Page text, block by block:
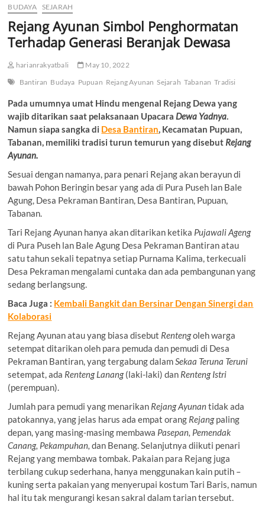
BUDAYA SEJARAH
Rejang Ayunan Simbol Penghormatan
Terhadap Generasi Beranjak Dewasa
harianrakyatbali
May 10, 2022
Bantiran Budaya Pupuan Rejang Ayunan Sejarah Tabanan Tradisi
Pada umumnya umat Hindu mengenal Rejang Dewa yang
wajib ditarikan saat pelaksanaan UpacaraDewa Yadnya.
Namun siapa sangka di Desa Bantiran, Kecamatan Pupuan,
Tabanan, memiliki tradisi turun temurun yang disebut Rejang
Ayunan.
Sesuai dengan namanya, para penari Rejang akan berayun di
bawah Pohon Beringin besar yang ada di Pura Puseh lan Bale
Agung, Desa Pekraman Bantiran, Desa Bantiran, Pupuan,
Tabanan.
Tari Rejang Ayunan hanya akan ditarikan ketika Pujawali Ageng
di Pura Puseh lan Bale Agung Desa Pekraman Bantiran atau
satu tahun sekali tepatnya setiap Purnama Kalima, terkecuali
Desa Pekraman mengalami cuntaka dan ada pembangunan yang
sedang berlangsung.
Baca Juga : Kembali Bangkit dan Bersinar Dengan Sinergi dan
Kolaborasi
Rejang Ayunan atau yang biasa disebut Rentengoleh warga
setempat ditarikan oleh para pemuda dan pemudi di Desa
Pekraman Bantiran, yang tergabung dalamSekaa Teruna Teruni
setempat, ada Renteng Lanang(laki-laki) dan Renteng Istri
(perempuan).
Jumlah para pemudi yang menarikan Rejang Ayunantidak ada
patokannya, yang jelas harus ada empat orang Rejangpaling
depan, yang masing-masing membawa Pasepan, Pemendak
Canang, Pekampuhan,dan Benang. Selanjutnya diikuti penari
Rejang yang membawa tombak. Pakaian para Rejang juga
terbilang cukup sederhana, hanya menggunakan kain putih –
kuning serta pakaian yang menyerupai kostum Tari Baris, namun
hal itu tak mengurangi kesan sakral dalam tarian tersebut.